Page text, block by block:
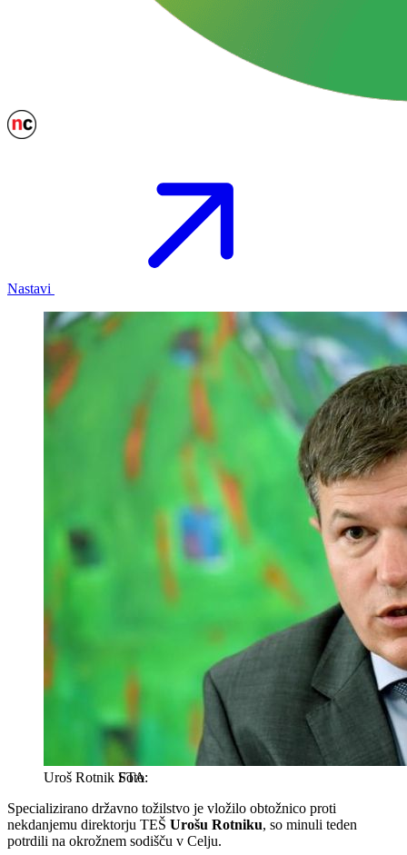
Nastavi
Uroš Rotnik STA
Specializirano državno tožilstvo je vložilo obtožnico proti
nekdanjemu direktorju TEŠ Urošu Rotniku, so minuli teden
potrdili na okrožnem sodišču v Celju.